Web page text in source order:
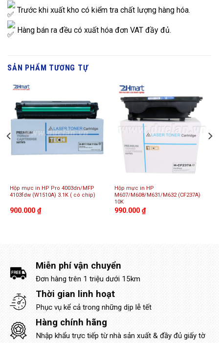
Trước khi xuất kho có kiểm tra chất lượng hàng hóa.
Hàng bán ra đều có xuất hóa đơn VAT đầy đủ.
SẢN PHẨM TƯƠNG TỰ
Hộp mực in HP Pro 4003dn/MFP
4103fdw (W1510A) 3.1K ( có chip)
900.000 ₫
Hộp mực in HP
M607/M608/M631/M632 (CF237A)
10K
990.000 ₫
Miễn phí vận chuyển
Đơn hàng trên 1 triệu dưới 15km
Thời gian linh hoạt
Phục vụ kể cả trong những dịp lễ tết
Hàng chính hãng
Nhập khẩu trực tiếp từ nhà sản xuất & đầy đủ giấy tờ